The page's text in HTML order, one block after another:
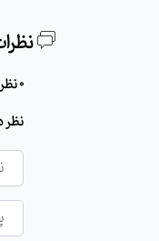
0 نظر برای این مطلب وجود دارد
نظر